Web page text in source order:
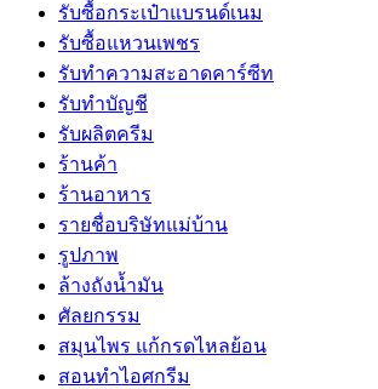
รับซื้อกระเป๋าแบรนด์เนม
รับซื้อแหวนเพชร
รับทำความสะอาดคาร์ซีท
รับทำบัญชี
รับผลิตครีม
ร้านค้า
ร้านอาหาร
รายชื่อบริษัทแม่บ้าน
รูปภาพ
ล้างถังน้ำมัน
ศัลยกรรม
สมุนไพร แก้กรดไหลย้อน
สอนทำไอศกรีม